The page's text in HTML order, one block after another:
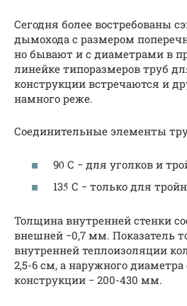
Сегодня более востребованы
дымохода с размером
но бывают и с диаметрами в
линейке типоразмеров труб
конструкции встречаются и
намного реже.
Соединительные элементы
90̊ С − для уголков и
135̊ С − только для
Толщина внутренней стенки
внешней −0,7 мм. Показатель
внутренней теплоизоляции
2,5-6 см, а наружного
конструкции − 200-430 мм.